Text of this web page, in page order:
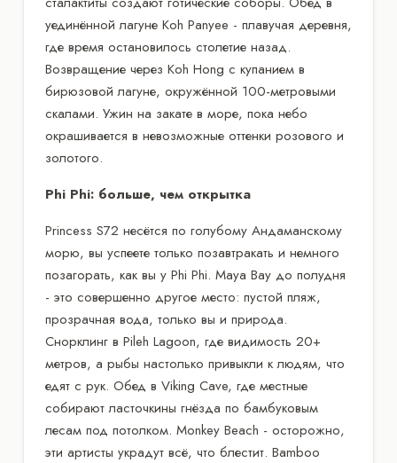
уединённой лагуне Koh Panyee - плавучая деревня,
где время остановилось столетие назад.
Возвращение через Koh Hong с купанием в
бирюзовой лагуне, окружённой 100-метровыми
скалами. Ужин на закате в море, пока небо
окрашивается в невозможные оттенки розового и
золотого.
Phi Phi: больше, чем открытка
Princess S72 несётся по голубому Андаманскому
морю, вы успеете только позавтракать и немного
позагорать, как вы у Phi Phi. Maya Bay до полудня
- это совершенно другое место: пустой пляж,
прозрачная вода, только вы и природа.
Снорклинг в Pileh Lagoon, где видимость 20+
метров, а рыбы настолько привыкли к людям, что
едят с рук. Обед в Viking Cave, где местные
собирают ласточкины гнёзда по бамбуковым
лесам под потолком. Monkey Beach - осторожно,
эти артисты украдут всё, что блестит. Bamboo